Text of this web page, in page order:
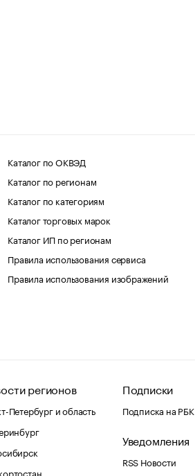
Каталог по ОКВЭД
Каталог по регионам
Каталог по категориям
Каталог торговых марок
Каталог ИП по регионам
Правила использования сервиса
Правила использования изображений
регионов
Петербург и область
Подписки
Подписка на РБК
Уведомления
RSS Новости